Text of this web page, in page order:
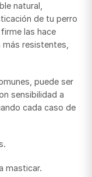
natural,
de tu perro
las hace
resistentes,
puede ser
sensibilidad a
cada caso de
masticar.